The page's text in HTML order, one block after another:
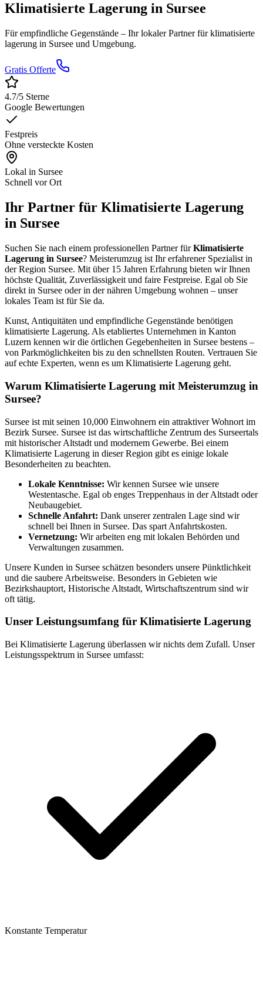
Klimatisierte Lagerung in Sursee
Für empfindliche Gegenstände – Ihr lokaler Partner fürklimatisierte
lagerung in Sursee und Umgebung.
Gratis Offerte
4.7/5 Sterne
Google Bewertungen
Festpreis
Ohne versteckte Kosten
Lokal in Sursee
Schnell vor Ort
Ihr Partner für Klimatisierte Lagerung
in Sursee
Suchen Sie nach einem professionellen Partner fürKlimatisierte
Lagerung in Sursee? Meisterumzug ist Ihr erfahrener Spezialist in
der Region Sursee. Mit über 15 Jahren Erfahrung bieten wir Ihnen
höchste Qualität, Zuverlässigkeit und faire Festpreise. Egal ob Sie
direkt in Sursee oder in der nähren Umgebung wohnen – unser
lokales Team ist für Sie da.
Kunst, Antiquitäten und empfindliche Gegenstände benötigen
klimatisierte Lagerung. Als etabliertes Unternehmen in Kanton
Luzern kennen wir die örtlichen Gegebenheiten in Sursee bestens –
von Parkmöglichkeiten bis zu den schnellsten Routen. Vertrauen Sie
auf echte Experten, wenn es um Klimatisierte Lagerung geht.
Warum Klimatisierte Lagerung mit Meisterumzug in
Sursee?
Sursee ist mit seinen 10,000 Einwohnern ein attraktiver Wohnort im
Bezirk Sursee. Sursee ist das wirtschaftliche Zentrum des Surseertals
mit historischer Altstadt und modernem Gewerbe. Bei einem
Klimatisierte Lagerung in dieser Region gibt es einige lokale
Besonderheiten zu beachten.
Lokale Kenntnisse: Wir kennen Sursee wie unsere
Westentasche. Egal ob enges Treppenhaus in der Altstadt oder
Neubaugebiet.
Schnelle Anfahrt: Dank unserer zentralen Lage sind wir
schnell bei Ihnen in Sursee. Das spart Anfahrtskosten.
Vernetzung: Wir arbeiten eng mit lokalen Behörden und
Verwaltungen zusammen.
Unsere Kunden in Sursee schätzen besonders unsere Pünktlichkeit
und die saubere Arbeitsweise. Besonders in Gebieten wie
Bezirkshauptort, Historische Altstadt, Wirtschaftszentrum sind wir
oft tätig.
Unser Leistungsumfang für Klimatisierte Lagerung
Bei Klimatisierte Lagerung überlassen wir nichts dem Zufall. Unser
Leistungsspektrum in Sursee umfasst:
Konstante Temperatur